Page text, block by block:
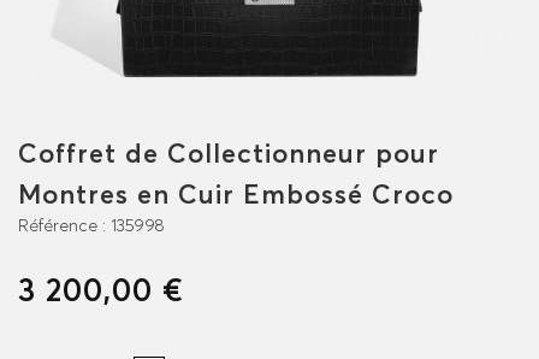
Coffret de Collectionneur pour
Montres en Cuir Embossé Croco
Référence : 135998
3 200,00 €